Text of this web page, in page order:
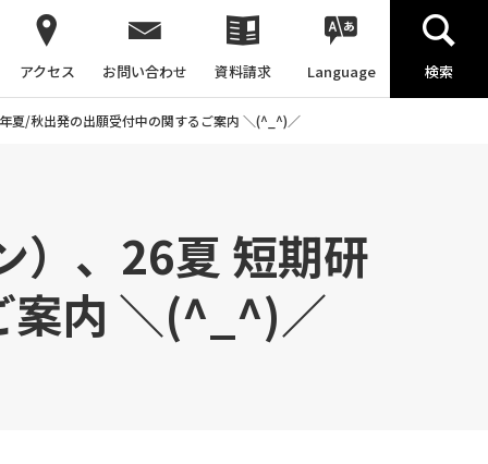
アクセス お問い合わせ 資料請求 Language 検索
夏/秋出発の出願受付中の関するご案内 ＼(^_^)／
）、26夏 短期研
案内 ＼(^_^)／